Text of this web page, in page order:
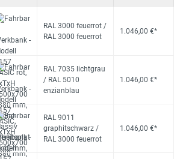
RAL 3000 feuerrot /
RAL 3000 feuerrot
1.046,00 €*
RAL 7035 lichtgrau
/ RAL 5010
enzianblau
1.046,00 €*
RAL 9011
graphitschwarz /
RAL 3000 feuerrot
1.046,00 €*